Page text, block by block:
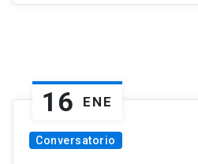
16 ENE
Conversatorio